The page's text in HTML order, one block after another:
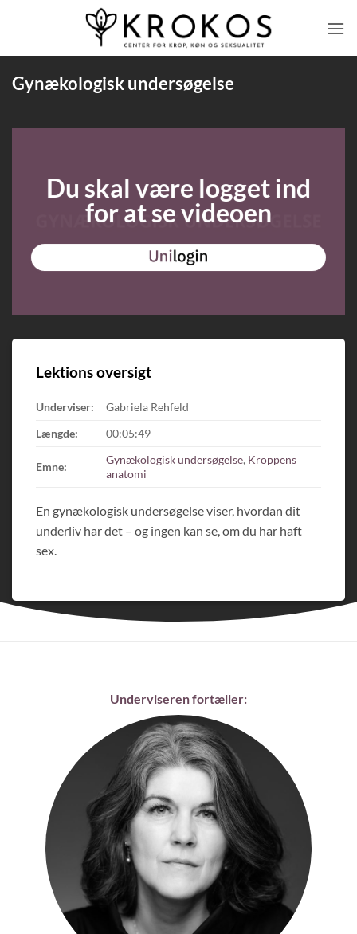
Gynækologisk undersøgelse
Du skal være logget ind
for at se videoen
Lektions oversigt
Underviser:
Gabriela Rehfeld
Længde:
00:05:49
Emne:
Gynækologisk undersøgelse, Kroppens
anatomi
En gynækologisk undersøgelse viser, hvordan dit
underliv har det – og ingen kan se, om du har haft
sex.
Underviseren fortæller: